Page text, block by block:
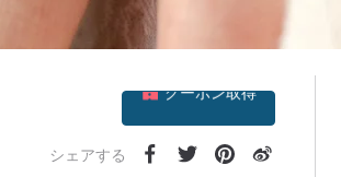
シェアする